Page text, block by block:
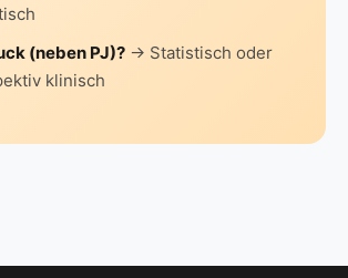
(neben PJ)? → Statistisch oder
klinisch